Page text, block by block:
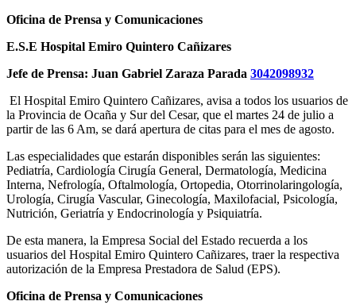
Oficina de Prensa y Comunicaciones
E.S.E Hospital Emiro Quintero Cañizares
Jefe de Prensa: Juan Gabriel Zaraza Parada 3042098932
El Hospital Emiro Quintero Cañizares, avisa a todos los usuarios de
la Provincia de Ocaña y Sur del Cesar, que el martes 24 de julio a
partir de las 6 Am, se dará apertura de citas para el mes de agosto.
Las especialidades que estarán disponibles serán las siguientes:
Pediatría, Cardiología Cirugía General, Dermatología, Medicina
Interna, Nefrología, Oftalmología, Ortopedia, Otorrinolaringología,
Urología, Cirugía Vascular, Ginecología, Maxilofacial, Psicología,
Nutrición, Geriatría y Endocrinología y Psiquiatría.
De esta manera, la Empresa Social del Estado recuerda a los
usuarios del Hospital Emiro Quintero Cañizares, traer la respectiva
autorización de la Empresa Prestadora de Salud (EPS).
Oficina de Prensa y Comunicaciones